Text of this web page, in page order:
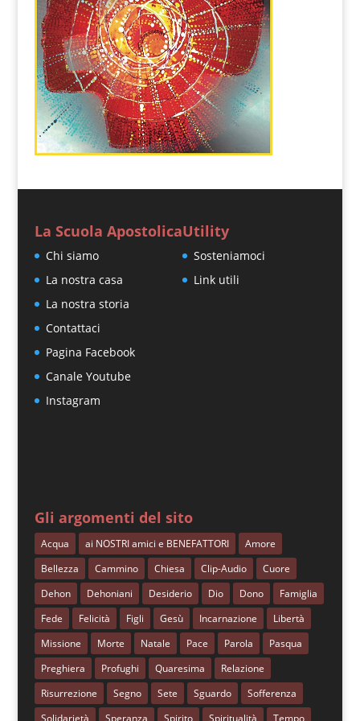
La Scuola Apostolica
Chi siamo
La nostra casa
La nostra storia
Contattaci
Pagina Facebook
Canale Youtube
Instagram
Utility
Sosteniamoci
Link utili
Gli argomenti del sito
Acqua ai NOSTRI amici e BENEFATTORI
Amore
Bellezza
Cammino Chiesa Clip-Audio
Cuore
Dehon
Dehoniani Desiderio Dio Dono
Famiglia
Fede
Felicità Figli Gesù Incarnazione
Libertà
Missione
Morte Natale Pace Parola
Pasqua
Preghiera
Profughi Quaresima
Relazione
Risurrezione
Segno Sete Sguardo
Sofferenza